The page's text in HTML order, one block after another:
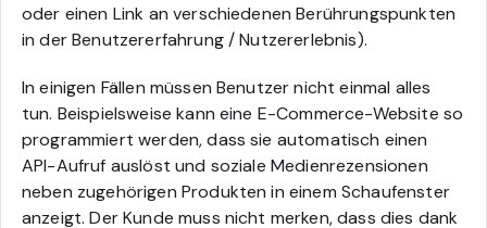
oder einen Link an verschiedenen Berührungspunkten
in der Benutzererfahrung / Nutzererlebnis).
In einigen Fällen müssen Benutzer nicht einmal alles
tun. Beispielsweise kann eine E-Commerce-Website so
programmiert werden, dass sie automatisch einen
API-Aufruf auslöst und soziale Medienrezensionen
neben zugehörigen Produkten in einem Schaufenster
anzeigt. Der Kunde muss nicht merken, dass dies dank